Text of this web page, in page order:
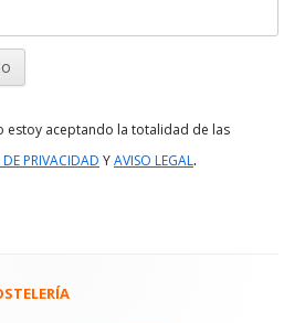
estoy aceptando la totalidad de las
PRIVACIDAD YAVISO LEGAL.